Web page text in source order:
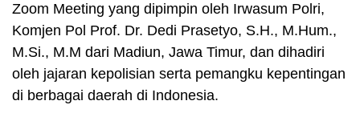
Zoom Meeting yang dipimpin oleh Irwasum Polri,
Komjen Pol Prof. Dr. Dedi Prasetyo, S.H., M.Hum.,
M.Si., M.M dari Madiun, Jawa Timur, dan dihadiri
oleh jajaran kepolisian serta pemangku kepentingan
di berbagai daerah di Indonesia.